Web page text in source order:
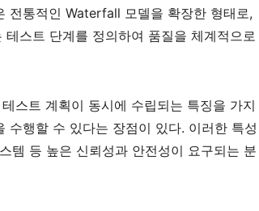
전통적인 Waterfall 모델을 확장한 형태로,
스트 단계를 정의하여 품질을 체계적으로
스트 계획이 동시에 수립되는 특징을 가지
수행할 수 있다는 장점이 있다. 이러한 특성
템 등 높은 신뢰성과 안전성이 요구되는 분